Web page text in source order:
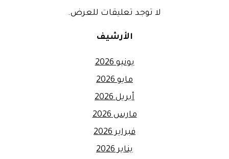
لا توجد تعليقات للعرض.
الأرشيف
يونيو 2026
مايو 2026
أبريل 2026
مارس 2026
فبراير 2026
يناير 2026